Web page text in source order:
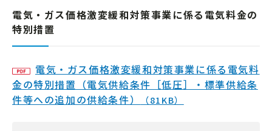
電気・ガス価格激変緩和対策事業に係る電気料金の
特別措置
電気・ガス価格激変緩和対策事業に係る電気料
金の特別措置（電気供給条件［低圧］・標準供給条
件等への追加の供給条件）
（81KB）